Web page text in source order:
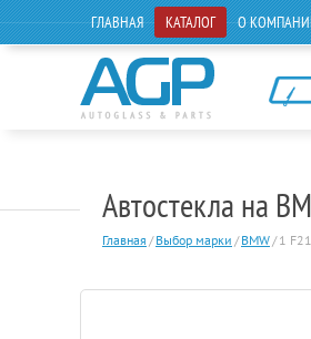
ГЛАВНАЯ КАТАЛОГ О
Автостекла на
Главная / Выбор марки / BMW/ 1 F21